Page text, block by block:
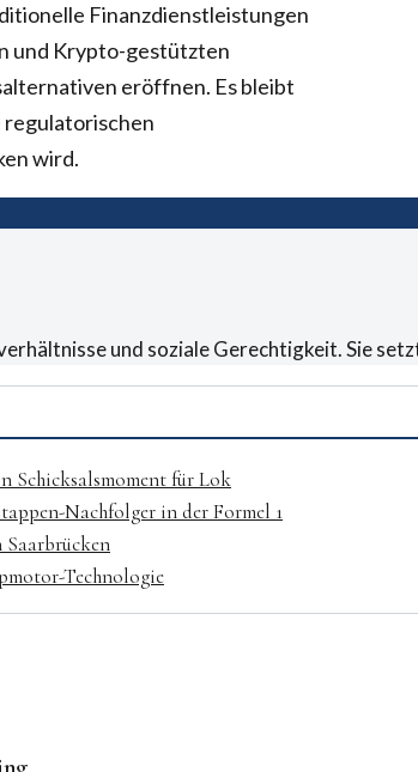
Finanzdienstleistungen
und Krypto-gestützten
eröffnen. Es bleibt
regulatorischen
wird.
und soziale Gerechtigkeit. Sie
Schicksalsmoment für Lok
Nachfolger in der Formel 1
Technologie